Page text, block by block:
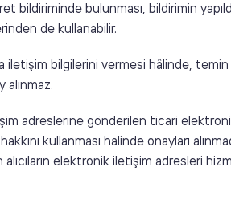
bildiriminde bulunması, bildirimin
de kullanabilir.
iletişim bilgilerini vermesi hâlinde,
adreslerine gönderilen ticari
kullanması halinde onayları
elektronik iletişim adresleri